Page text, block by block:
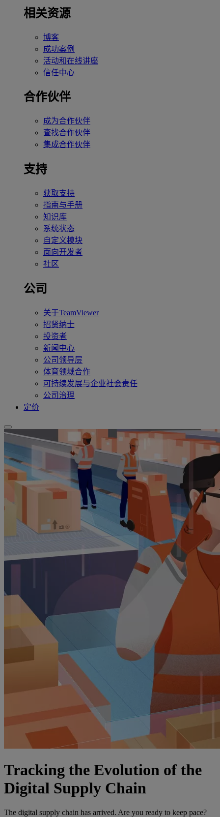
相关资源
博客
成功案例
活动和在线讲座
信任中心
合作伙伴
成为合作伙伴
查找合作伙伴
集成合作伙伴
支持
获取支持
指南与手册
知识库
系统状态
自定义模块
面向开发者
社区
公司
关于TeamViewer
招贤纳士
投资者
新闻中心
公司领导层
体育领域合作
可持续发展与企业社会责任
公司治理
定价
Tracking the Evolution of the
Digital Supply Chain
The digital supply chain has arrived. Are you ready to keep pace?